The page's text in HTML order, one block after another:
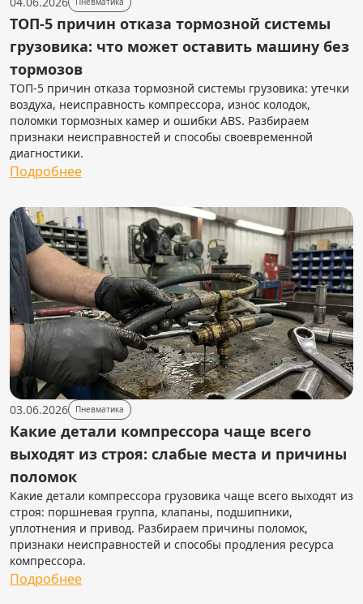
ТОП-5 причин отказа тормозной системы
грузовика: что может оставить машину без
тормозов
ТОП-5 причин отказа тормозной системы грузовика: утечки
воздуха, неисправность компрессора, износ колодок,
поломки тормозных камер и ошибки ABS. Разбираем
признаки неисправностей и способы своевременной
диагностики.
Подробнее
03.06.2026 Пневматика
Какие детали компрессора чаще всего
выходят из строя: слабые места и причины
поломок
Какие детали компрессора грузовика чаще всего выходят из
строя: поршневая группа, клапаны, подшипники,
уплотнения и привод. Разбираем причины поломок,
признаки неисправностей и способы продления ресурса
компрессора.
Подробнее